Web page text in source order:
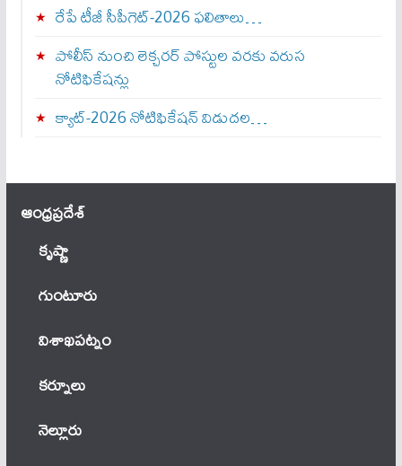
రేపే టీజీ సీపీగెట్‌-2026 ఫలితాలు…
పోలీస్ నుంచి లెక్చరర్ పోస్టుల వరకు వరుస
నోటిఫికేషన్లు
క్యాట్-2026 నోటిఫికేషన్ విడుదల…
ఆంధ్ర‌ప్ర‌దేశ్
కృష్ణా
గుంటూరు
విశాఖపట్నం
కర్నూలు
నెల్లూరు